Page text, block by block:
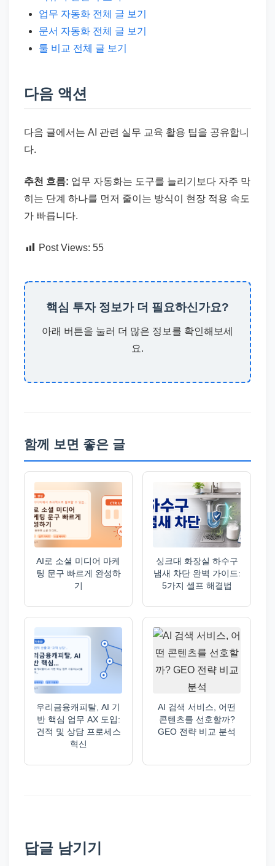
업무 자동화 전체 글 보기
문서 자동화 전체 글 보기
툴 비교 전체 글 보기
다음 액션
다음 글에서는 AI 관련 실무 교육 활용 팁을 공유합니
다.
추천 흐름: 업무 자동화는 도구를 늘리기보다 자주 막
히는 단계 하나를 먼저 줄이는 방식이 현장 적용 속도
가 빠릅니다.
Post Views: 55
핵심 투자 정보가 더 필요하신가요?
아래 버튼을 눌러 더 많은 정보를 확인해보세
요.
함께 보면 좋은 글
AI로 소셜 미디어 마케
팅 문구 빠르게 완성하
기
싱크대 화장실 하수구
냄새 차단 완벽 가이드:
5가지 셀프 해결법
우리금융캐피탈, AI 기
반 핵심 업무 AX 도입:
견적 및 상담 프로세스
혁신
AI 검색 서비스, 어떤
콘텐츠를 선호할까?
GEO 전략 비교 분석
답글 남기기